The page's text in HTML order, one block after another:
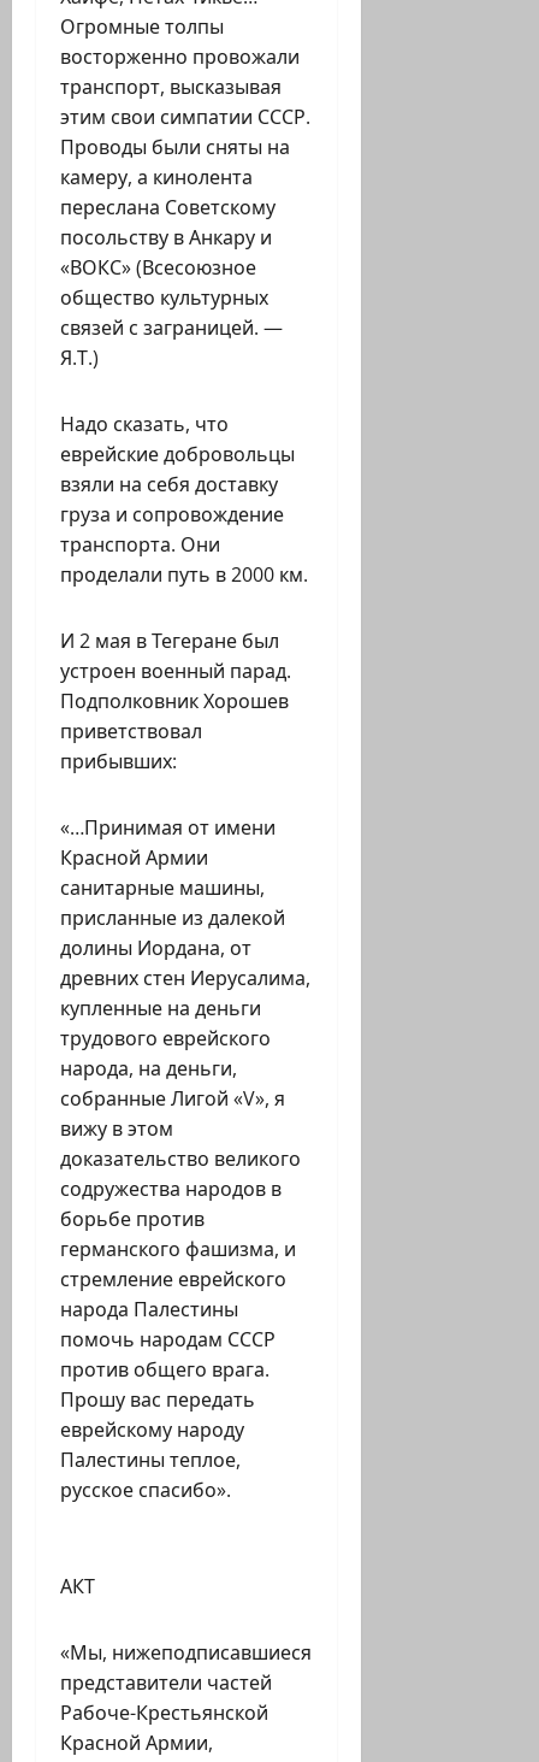
Огромные толпы
восторженно провожали
транспорт, высказывая
этим свои симпатии СССР.
Проводы были сняты на
камеру, а кинолента
переслана Советскому
посольству в Анкару и
«ВОКС» (Всесоюзное
общество культурных
связей с заграницей. —
Я.Т.)
Надо сказать, что
еврейские добровольцы
взяли на себя доставку
груза и сопровождение
транспорта. Они
проделали путь в 2000 км.
И 2 мая в Тегеране был
устроен военный парад.
Подполковник Хорошев
приветствовал
прибывших:
«…Принимая от имени
Красной Армии
санитарные машины,
присланные из далекой
долины Иордана, от
древних стен Иерусалима,
купленные на деньги
трудового еврейского
народа, на деньги,
собранные Лигой «V», я
вижу в этом
доказательство великого
содружества народов в
борьбе против
германского фашизма, и
стремление еврейского
народа Палестины
помочь народам СССР
против общего врага.
Прошу вас передать
еврейскому народу
Палестины теплое,
русское спасибо».
АКТ
«Мы, нижеподписавшиеся
представители частей
Рабоче-Крестьянской
Красной Армии,